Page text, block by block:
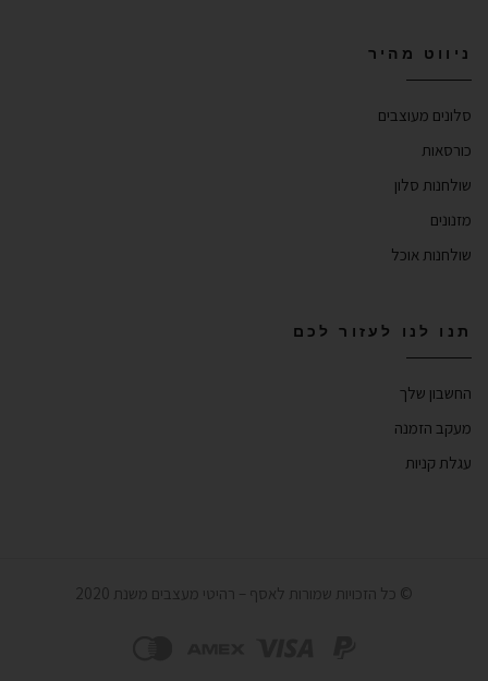
ניווט מהיר
סלונים מעוצבים
כורסאות
שולחנות סלון
מזנונים
שולחנות אוכל
תנו לנו לעזור לכם
החשבון שלך
מעקב הזמנה
עגלת קניות
© כל הזכויות שמורות לאסף – רהיטי מעצבים משנת 2020